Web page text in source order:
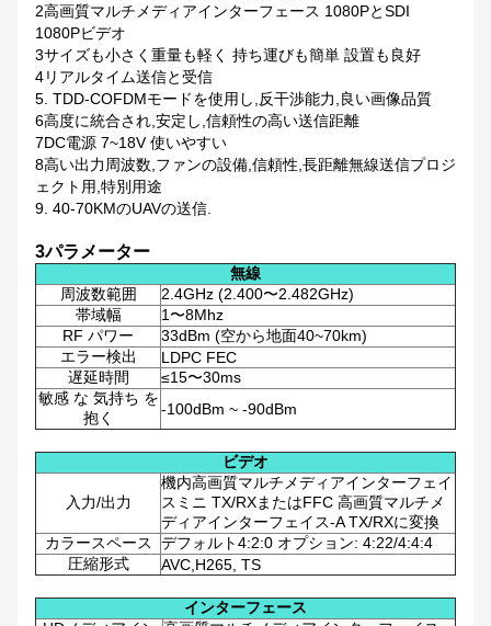
2高画質マルチメディアインターフェース 1080PとSDI
1080Pビデオ
3サイズも小さく重量も軽く 持ち運びも簡単 設置も良好
4リアルタイム送信と受信
5. TDD-COFDMモードを使用し,反干渉能力,良い画像品質
6高度に統合され,安定し,信頼性の高い送信距離
7DC電源 7~18V 使いやすい
8高い出力周波数,ファンの設備,信頼性,長距離無線送信プロジ
ェクト用,特別用途
9. 40-70KMのUAVの送信.
3パラメーター
無線
周波数範囲
2.4GHz (2.400〜2.482GHz)
帯域幅
1〜8Mhz
RF パワー
33dBm (空から地面40~70km)
エラー検出
LDPC FEC
遅延時間
≤15〜30ms
敏感 な 気持ち を
抱く
-100dBm ~ -90dBm
ビデオ
入力/出力
機内高画質マルチメディアインターフェイ
スミニ TX/RXまたはFFC 高画質マルチメ
ディアインターフェイス-A TX/RXに変換
カラースペース
デフォルト4:2:0 オプション: 4:22/4:4:4
圧縮形式
AVC,H265, TS
インターフェース